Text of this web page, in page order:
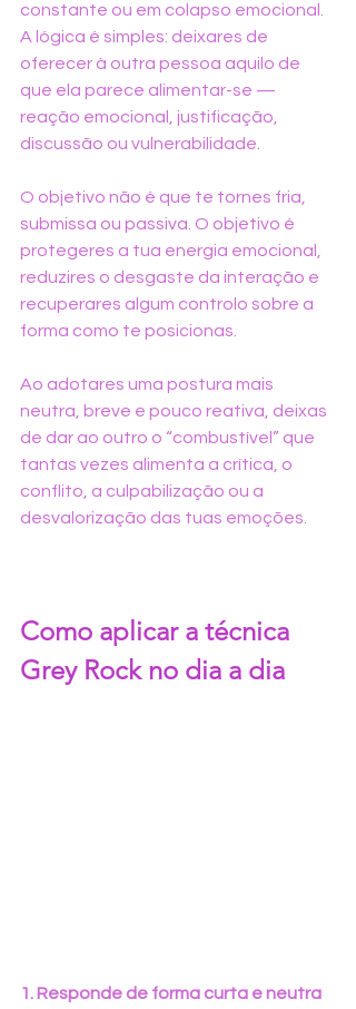
constante ou em colapso emocional.
A lógica é simples: deixares de
oferecer à outra pessoa aquilo de
que ela parece alimentar-se —
reação emocional, justificação,
discussão ou vulnerabilidade.
O objetivo não é que te tornes fria,
submissa ou passiva. O objetivo é
protegeres a tua energia emocional,
reduzires o desgaste da interação e
recuperares algum controlo sobre a
forma como te posicionas.
Ao adotares uma postura mais
neutra, breve e pouco reativa, deixas
de dar ao outro o “combustível” que
tantas vezes alimenta a crítica, o
conflito, a culpabilização ou a
desvalorização das tuas emoções.
Como aplicar a técnica
Grey Rock no dia a dia
1. Responde de forma curta e neutra